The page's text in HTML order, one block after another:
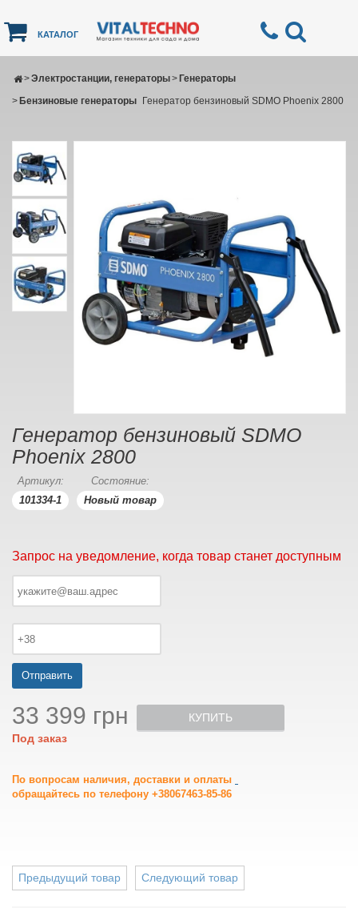
КАТАЛОГ
Электростанции, генераторы
> Генераторы
>
Бензиновые генераторы
> Генератор бензиновый SDMO Phoenix 2800
Генератор бензиновый SDMO
Phoenix 2800
Артикул:
101334-1
Состояние:
Новый товар
Запрос на уведомление, когда товар станет доступным
Отправить
33 399 грн
Под заказ
КУПИТЬ
По вопросам наличия, доставки и оплаты
обращайтесь по телефону +38067463-85-86
Следующий товар
Предыдущий товар